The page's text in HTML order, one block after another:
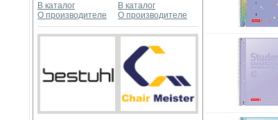
В каталог
О производителе
В каталог
О производителе